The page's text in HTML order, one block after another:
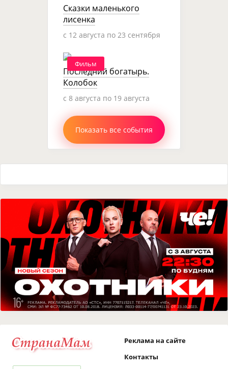
Сказки маленького
лисенка
c 12 августа по 23 сентября
Фильм
Последний богатырь.
Колобок
c 8 августа по 19 августа
Показать все события
Реклама на сайте
Контакты